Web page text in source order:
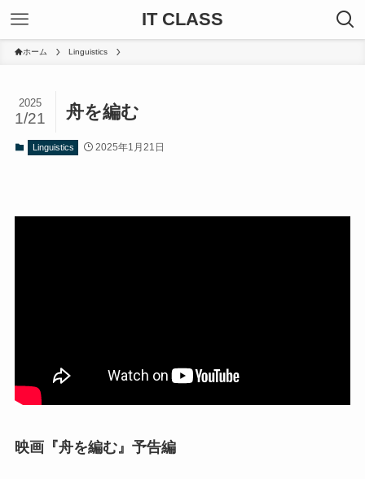
IT CLASS
ホーム Linguistics
舟を編む
2025
1/21
Linguistics 2025年1月21日
映画『舟を編む』予告編